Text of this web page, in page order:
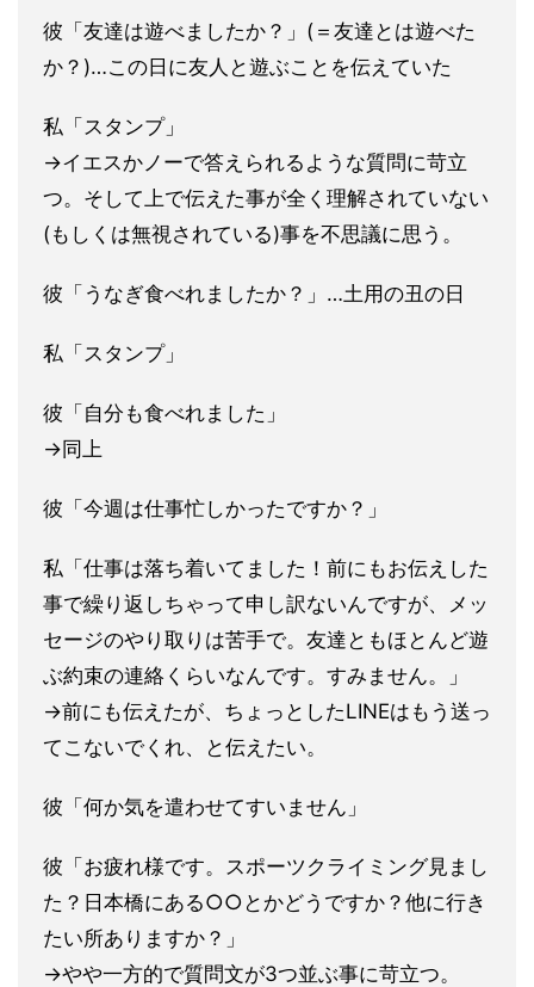
彼「友達は遊べましたか？」(＝友達とは遊べた
か？)…この日に友人と遊ぶことを伝えていた
私「スタンプ」
→イエスかノーで答えられるような質問に苛立
つ。そして上で伝え た事が全く理解されていない
(もしくは無視されている)事を不思議に思う。
彼「うなぎ食べれましたか？」…土用の丑の日
私「スタンプ」
彼「自分も食べれました」
→同上
彼「今週は仕事忙しかったですか？」
私「仕事は落ち着いてました！前にもお伝えした
事で繰り返しちゃって申し訳ないんですが、メッ
セージのやり取りは苦手で。友達ともほとんど遊
ぶ約束の連絡くらいなんです。すみません。」
→前にも伝えたが、ちょっとしたLINEはもう送っ
てこないでく れ、と伝えたい。
彼「何か気を遣わせてすいません」
彼「お疲れ様です。スポーツクライミング見まし
た？日本橋にある○○とかどうですか？他に行き
たい所ありますか？」
→やや一方的で質問文が3つ並ぶ事に苛立つ。